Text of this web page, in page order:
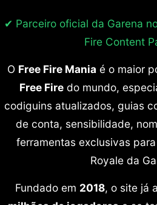
✔ Parceiro oficial da Garena
Fire Content
O Free Fire Mania é o maior
Free Firedo mundo,
codiguins atualizados, guias
de conta, sensibilidade,
ferramentas exclusivas
Royale da
Fundado em 2018, o site já